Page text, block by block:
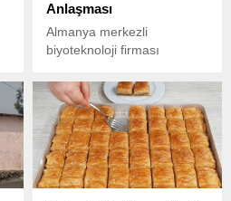
Anlaşması
Almanya merkezli
biyoteknoloji firması
Bristol Myers Squibb (BMS)
ile araştırma aşamasındaki
kanser ilacı BNT327’nin
geliştirilmesi ve
ticarileştirilmesine yönelik
11,1 milyar dolarlık iş birliği